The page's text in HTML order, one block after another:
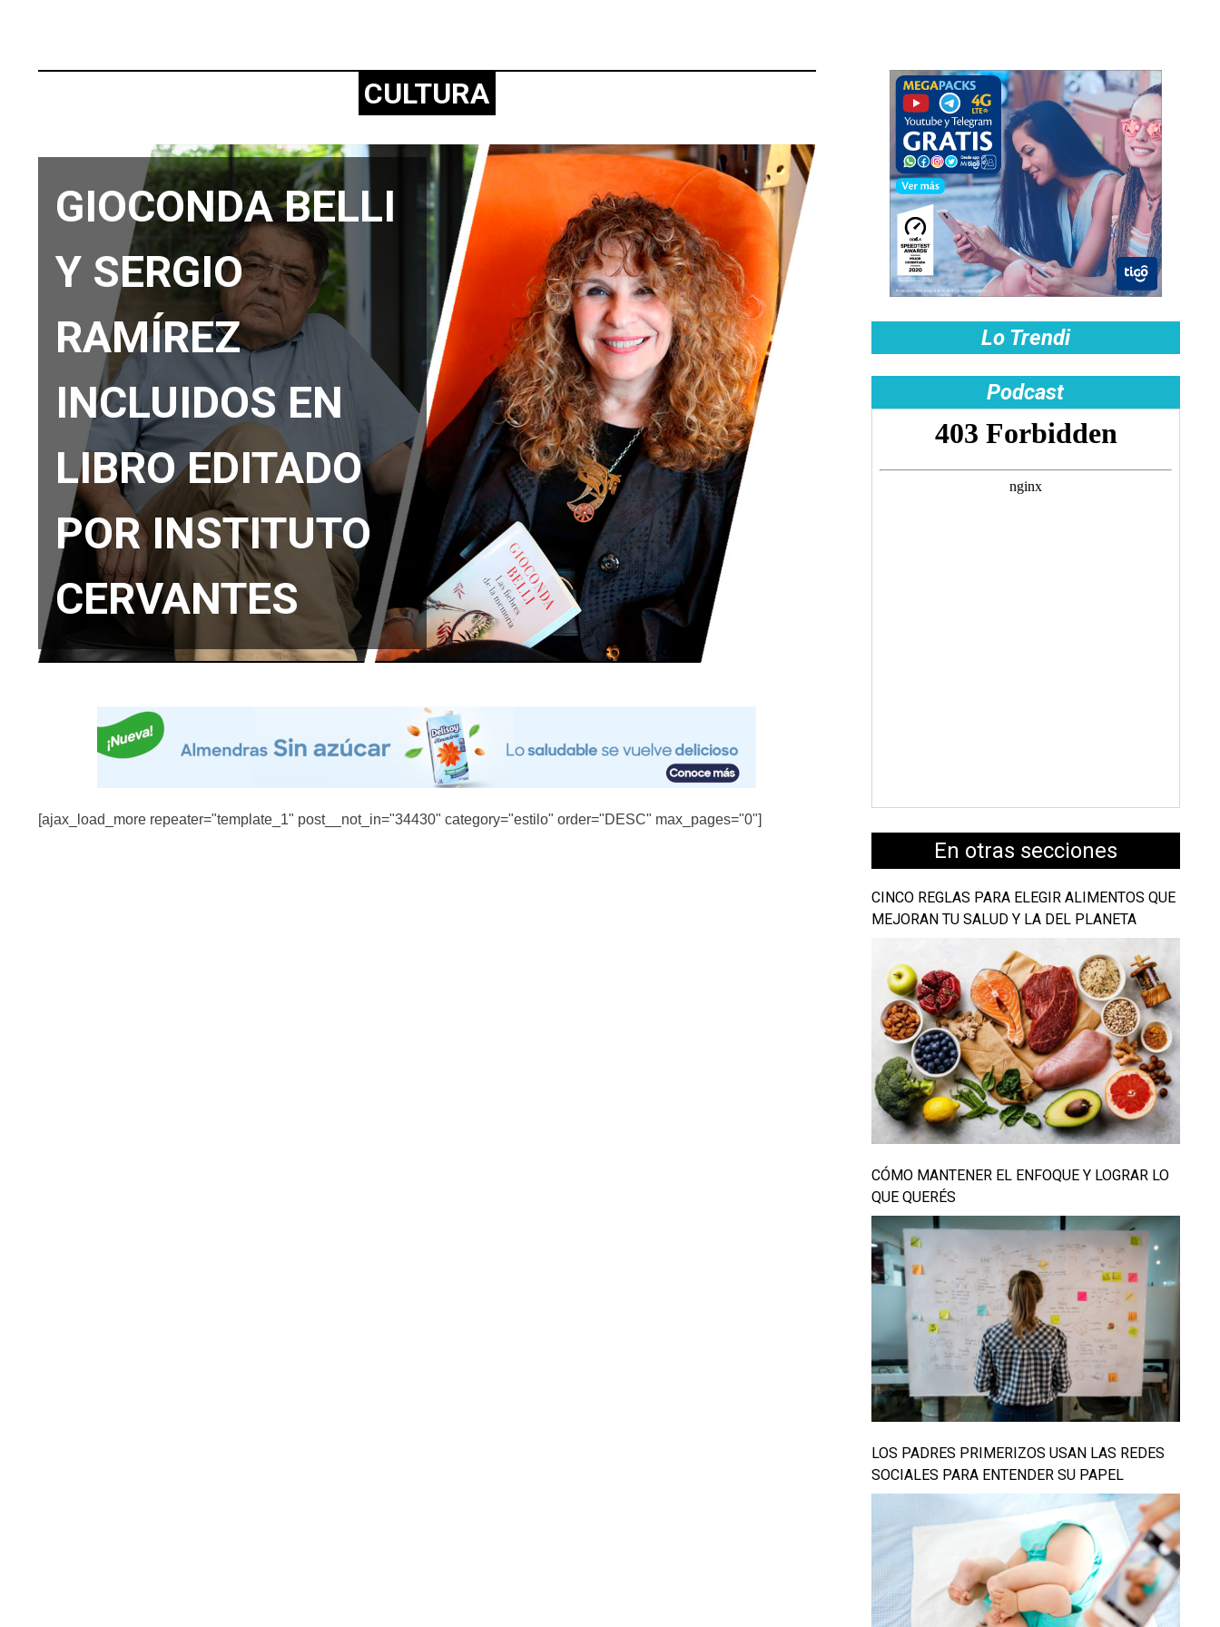
CULTURA
GIOCONDA BELLI
Y SERGIO
RAMÍREZ
INCLUIDOS EN
LIBRO EDITADO
POR INSTITUTO
CERVANTES
[ajax_load_more repeater="template_1" post__not_in="34430" category="estilo" order="DESC" max_pages="0"]
Lo Trendi
Podcast
En otras secciones
CINCO REGLAS PARA ELEGIR ALIMENTOS QUE
MEJORAN TU SALUD Y LA DEL PLANETA
CÓMO MANTENER EL ENFOQUE Y LOGRAR LO
QUE QUERÉS
LOS PADRES PRIMERIZOS USAN LAS REDES
SOCIALES PARA ENTENDER SU PAPEL